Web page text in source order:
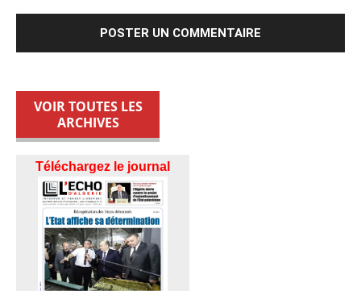
VOIR TOUTES LES
ARCHIVES